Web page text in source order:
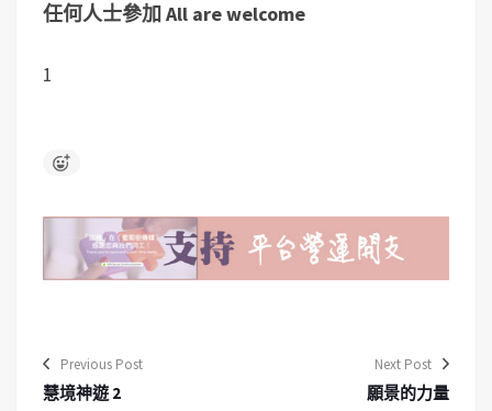
任何人士參加 All are welcome
1
Previous Post
慧境神遊 2
Next Post
願景的力量